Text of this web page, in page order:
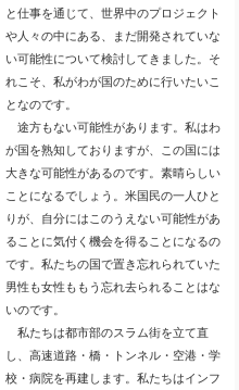
と仕事を通じて、世界中のプロジェクト
や人々の中にある、まだ開発されていな
い可能性について検討してきました。そ
れこそ、私がわが国のために行いたいこ
となのです。
途方もない可能性があります。私はわ
が国を熟知しておりますが、この国には
大きな可能性があるのです。素晴らしい
ことになるでしょう。米国民の一人ひと
りが、自分にはこのうえない可能性があ
ることに気付く機会を得ることになるの
です。私たちの国で置き忘れられていた
男性も女性ももう忘れ去られることはな
いのです。
私たちは都市部のスラム街を立て直
し、高速道路・橋・トンネル・空港・学
校・病院を再建します。私たちはインフ